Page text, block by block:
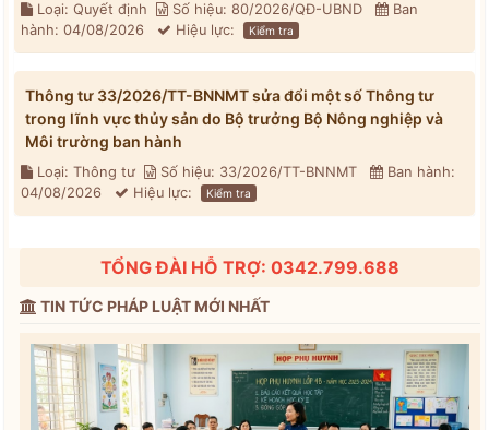
Loại: Quyết định Số hiệu: 80/2026/QĐ-UBND
Ban
hành: 04/08/2026
Hiệu lực: Kiểm tra
Thông tư 33/2026/TT-BNNMT sửa đổi một số Thông tư
trong lĩnh vực thủy sản do Bộ trưởng Bộ Nông nghiệp và
Môi trường ban hành
Loại: Thông tư Số hiệu: 33/2026/TT-BNNMT
Ban hành:
04/08/2026
Hiệu lực: Kiểm tra
TỔNG ĐÀI HỖ TRỢ: 0342.799.688
TIN TỨC PHÁP LUẬT MỚI NHẤT